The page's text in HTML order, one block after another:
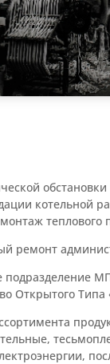
котельной
теплового
ремонт
подразделение
Открытого